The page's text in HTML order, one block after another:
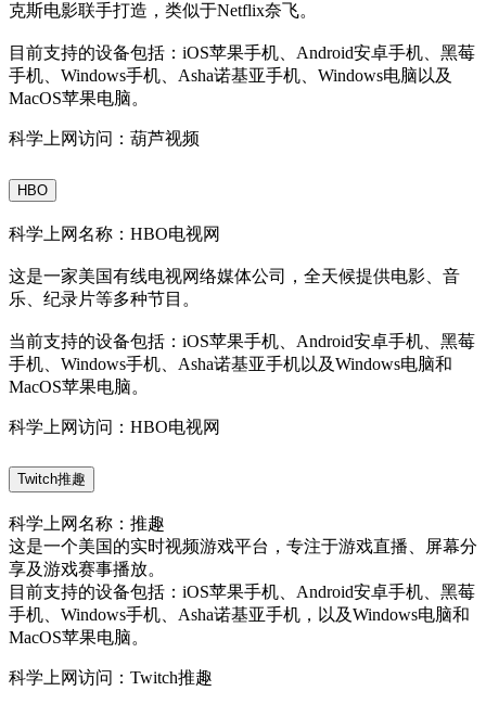
克斯电影联手打造，类似于Netflix奈飞。
目前支持的设备包括：iOS苹果手机、Android安卓手机、黑莓
手机、Windows手机、Asha诺基亚手机、Windows电脑以及
MacOS苹果电脑。
科学上网访问：葫芦视频
HBO
科学上网名称：HBO电视网
这是一家美国有线电视网络媒体公司，全天候提供电影、音
乐、纪录片等多种节目。
当前支持的设备包括：iOS苹果手机、Android安卓手机、黑莓
手机、Windows手机、Asha诺基亚手机以及Windows电脑和
MacOS苹果电脑。
科学上网访问：HBO电视网
Twitch推趣
科学上网名称：推趣
这是一个美国的实时视频游戏平台，专注于游戏直播、屏幕分
享及游戏赛事播放。
目前支持的设备包括：iOS苹果手机、Android安卓手机、黑莓
手机、Windows手机、Asha诺基亚手机，以及Windows电脑和
MacOS苹果电脑。
科学上网访问：Twitch推趣